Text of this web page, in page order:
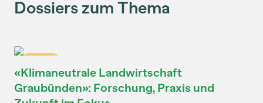
Dossiers zum Thema
«Klimaneutrale Landwirtschaft
Graubünden»: Forschung, Praxis und